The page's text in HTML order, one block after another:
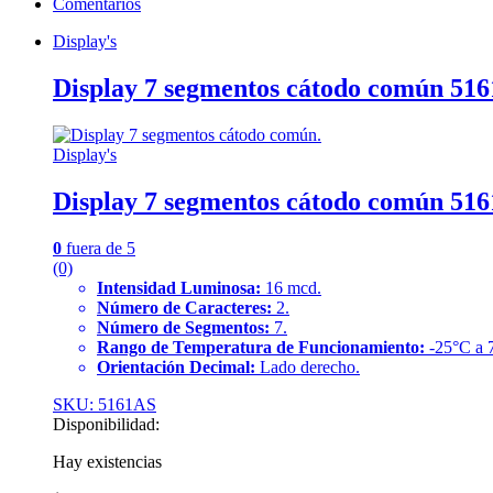
5161AS
cantidadDisplay's
Display 7 segmentos cátodo común
Display's
Display 7 segmentos cátodo común
0 fuera de 5
(0)
Intensidad Luminosa: 16 mcd.
Número de Caracteres: 2.
Número de Segmentos: 7.
Rango de Temperatura de Funcionamiento: -25°C a
Orientación Decimal: Lado derecho.
SKU: 5161AS
Disponibilidad:
Hay existencias